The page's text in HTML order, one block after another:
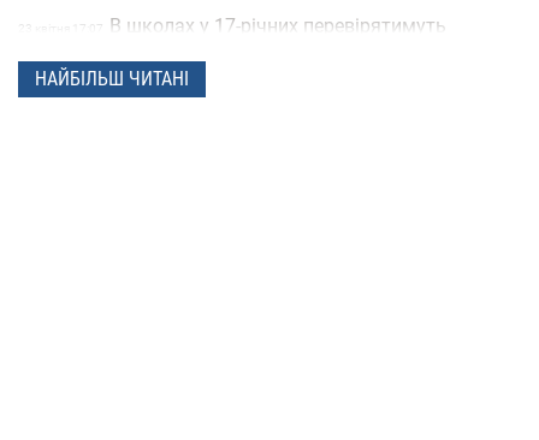
23 квiтня 17:07
В школах у 17-річних перевірятимуть
Поліція Мексики кілька днів не могла знайти
НАЙБІЛЬШ ЧИТАНІ